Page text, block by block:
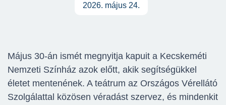
2026. május 24.
Május 30-án ismét megnyitja kapuit a Kecskeméti
Nemzeti Színház azok előtt, akik segítségükkel
életet mentenének. A teátrum az Országos Vérellátó
Szolgálattal közösen véradást szervez, és mindenkit